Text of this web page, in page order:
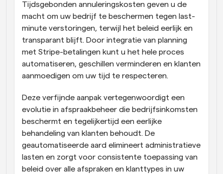
Tijdsgebonden annuleringskosten geven u de
macht om uw bedrijf te beschermen tegen last-
minute verstoringen, terwijl het beleid eerlijk en
transparant blijft. Door integratie van planning
met Stripe-betalingen kunt u het hele proces
automatiseren, geschillen verminderen en klanten
aanmoedigen om uw tijd te respecteren.
Deze verfijnde aanpak vertegenwoordigt een
evolutie in afspraakbeheer die bedrijfsinkomsten
beschermt en tegelijkertijd een eerlijke
behandeling van klanten behoudt. De
geautomatiseerde aard elimineert administratieve
lasten en zorgt voor consistente toepassing van
beleid over alle afspraken en klanttypes in uw